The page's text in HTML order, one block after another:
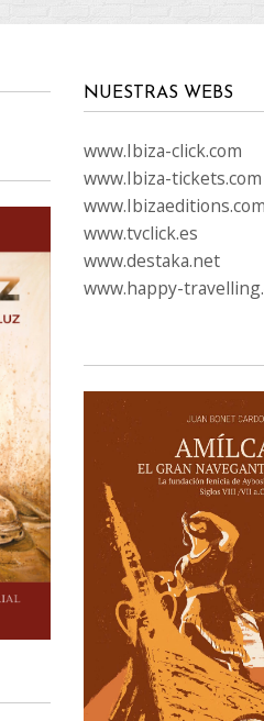
NUESTRAS WEBS
www.Ibiza-click.com
www.Ibiza-tickets.com
www.Ibizaeditions.com
www.tvclick.es
www.destaka.net
www.happy-